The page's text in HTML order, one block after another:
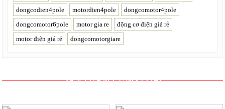
dongcodien4pole
motordien4pole
dongcomotor4pole
dongcomotor6pole
motor gia re
động cơ điện giá rẻ
motor điện giá rẻ
dongcomotorgiare
SẢN PHẨM CÙNG LOẠI